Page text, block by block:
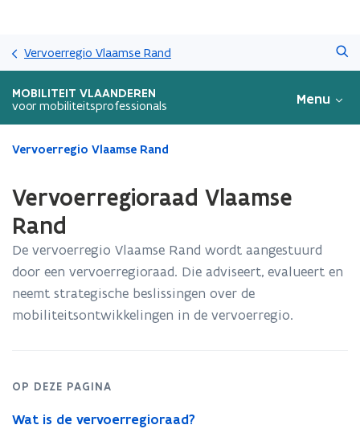
Vervoerregio Vlaamse Rand
MOBILITEIT VLAANDEREN
voor mobiliteitsprofessionals Menu
Gedaan
bevindt
zich
op:
Vervoerregioraad
Rand
Vervoerregio Vlaamse Rand
Vervoerregioraad Vlaamse
Rand
De vervoerregio Vlaamse Rand wordt aangestuurd
door een vervoerregioraad. Die adviseert, evalueert en
neemt strategische beslissingen over de
mobiliteitsontwikkelingen in de vervoerregio.
OP DEZE PAGINA
Wat is de vervoerregioraad?